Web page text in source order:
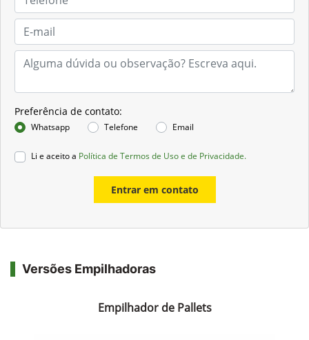
Preferência de contato:
Whatsapp Telefone Email
Li e aceito a Política de Termos de Uso e de Privacidade.
Entrar em contato
Versões Empilhadoras
Empilhador de Pallets